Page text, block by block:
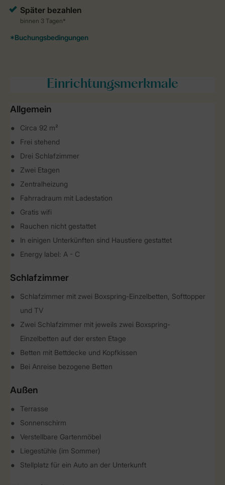
Einrichtungsmerkmale
Allgemein
Circa 92 m²
Frei stehend
Drei Schlafzimmer
Zwei Etagen
Zentralheizung
Fahrradraum mit Ladestation
Gratis wifi
Rauchen nicht gestattet
In einigen Unterkünften sind Haustiere gestattet
Energy label: A - C
Schlafzimmer
Schlafzimmer mit zwei Boxspring-Einzelbetten, Softtopper
und TV
Zwei Schlafzimmer mit jeweils zwei Boxspring-
Einzelbetten auf der ersten Etage
Betten mit Bettdecke und Kopfkissen
Bei Anreise bezogene Betten
Außen
Terrasse
Sonnenschirm
Verstellbare Gartenmöbel
Liegestühle (im Sommer)
Stellplatz für ein Auto an der Unterkunft